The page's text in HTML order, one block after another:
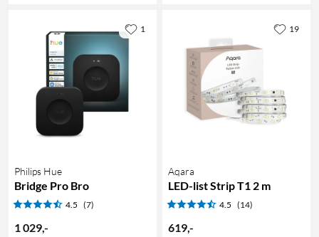
Philips Hue
Bridge Pro Bro
4.5 (7)
1 029,-
1
Aqara
LED-list Strip T1 2 m
4.5 (14)
619,-
19